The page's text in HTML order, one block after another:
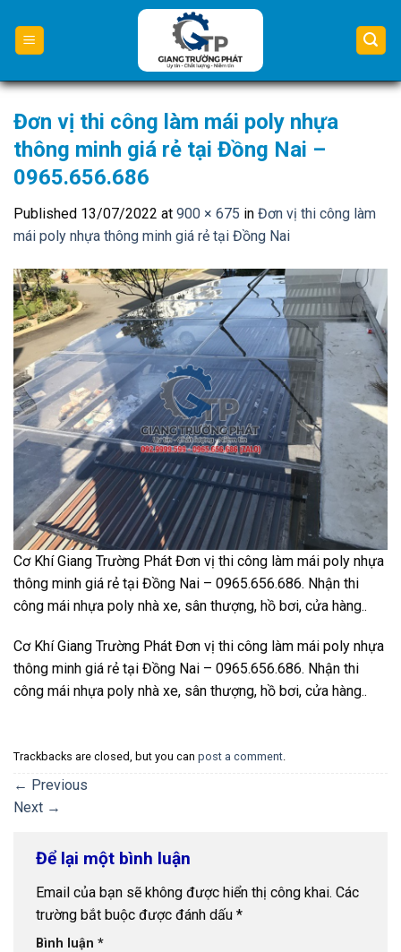
content
Đơn vị thi công làm mái poly nhựa
thông minh giá rẻ tại Đồng Nai –
0965.656.686
Published 13/07/2022 at 900 × 675 in Đơn vị thi công làm
mái poly nhựa thông minh giá rẻ tại Đồng Nai
Cơ Khí Giang Trường Phát Đơn vị thi công làm mái poly nhựa
thông minh giá rẻ tại Đồng Nai – 0965.656.686. Nhận thi
công mái nhựa poly nhà xe, sân thượng, hồ bơi, cửa hàng..
Cơ Khí Giang Trường Phát Đơn vị thi công làm mái poly nhựa
thông minh giá rẻ tại Đồng Nai – 0965.656.686. Nhận thi
công mái nhựa poly nhà xe, sân thượng, hồ bơi, cửa hàng..
Trackbacks are closed, but you can post a comment.
← Previous
Next →
Để lại một bình luận
Email của bạn sẽ không được hiển thị công khai. Các
trường bắt buộc được đánh dấu *
Bình luận *